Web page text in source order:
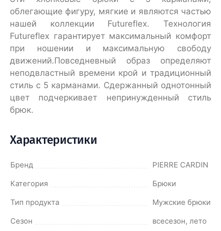
облегающие фигуру, мягкие и являются частью
нашей коллекции Futureflex. Технология
Futureflex гарантирует максимальный комфорт
при ношении и максимальную свободу
движений.Повседневный образ определяют
неподвластный времени крой и традиционный
стиль с 5 карманами. Сдержанный однотонный
цвет подчеркивает непринужденный стиль
брюк.
Характеристики
Бренд
PIERRE CARDIN
Категория
Брюки
Тип продукта
Мужские брюки
Сезон
всесезон, лето